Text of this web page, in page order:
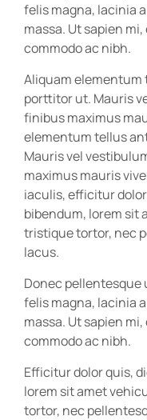
felis magna, lacinia
massa. Ut sapien
commodo ac nibh.
Aliquam elementum
porttitor ut. Mauris
finibus maximus
elementum tellus
Mauris vel
maximus mauris
iaculis, efficitur
bibendum, lorem sit
tristique tortor, nec
lacus.
Donec pellentesque
felis magna, lacinia
massa. Ut sapien
commodo ac nibh.
Efficitur dolor quis,
lorem sit amet
tortor, nec